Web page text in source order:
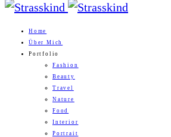
Home
Über Mich
Portfolio
Fashion
Beauty
Travel
Nature
Food
Interior
Portrait